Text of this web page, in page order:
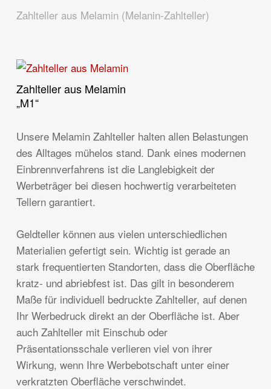
Zahlteller aus Melamin (Melanin-Zahlteller)
Weiterlesen
Zahlteller aus Melamin
„M1“
Unsere Melamin Zahlteller halten allen Belastungen
des Alltages mühelos stand. Dank eines modernen
Einbrennverfahrens ist die Langlebigkeit der
Werbeträger bei diesen hochwertig verarbeiteten
Tellern garantiert.
Geldteller können aus vielen unterschiedlichen
Materialien gefertigt sein. Wichtig ist gerade an
stark frequentierten Standorten, dass die Oberfläche
kratz- und abriebfest ist. Das gilt in besonderem
Maße für individuell bedruckte Zahlteller, auf denen
Ihr Werbedruck direkt an der Oberfläche ist. Aber
auch Zahlteller mit Einschub oder
Präsentationsschale verlieren viel von ihrer
Wirkung, wenn Ihre Werbebotschaft unter einer
verkratzten Oberfläche verschwindet.